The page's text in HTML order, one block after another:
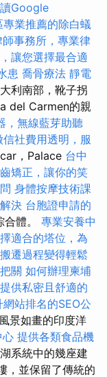
Google
業推薦的除白蟻
師事務所，專業律
讓您選擇最合適
患 喬骨療法 靜電
利南部，靴子拐
del Carmen的親
，無線藍芽助聽
信社費用透明，服
，Palace 台中
矯正，讓你的笑
身體按摩技術課
決 台胞證申請的
體。 專業安養中
適合的塔位，為
遷過程變得輕鬆
關 如何辦理柬埔
供私密且舒適的
網站排名的SEO公
景如畫的印度洋
心 提供各類食品機
系統中的幾座建
，並保留了傳統的